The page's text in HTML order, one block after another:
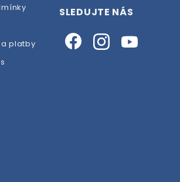
platby
SLEDUJTE NÁS